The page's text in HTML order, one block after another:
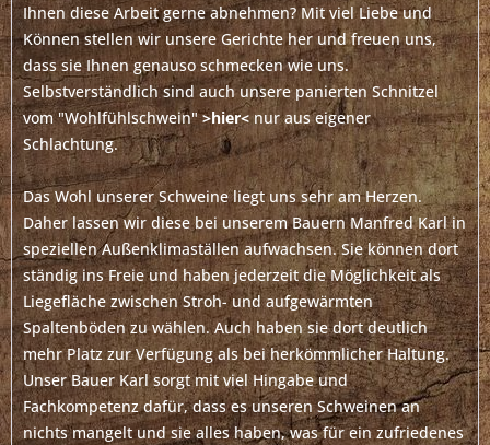
Ihnen diese Arbeit gerne abnehmen? Mit viel Liebe und
Können stellen wir unsere Gerichte her und freuen uns,
dass sie Ihnen genauso schmecken wie uns.
Selbstverständlich sind auch unsere panierten Schnitzel
vom "Wohlfühlschwein">hier<nur aus eigener
Schlachtung.
Das Wohl unserer Schweine liegt uns sehr am Herzen.
Daher lassen wir diese bei unserem Bauern Manfred Karl in
speziellen Außenklimaställen aufwachsen. Sie können dort
ständig ins Freie und haben jederzeit die Möglichkeit als
Liegefläche zwischen Stroh- und aufgewärmten
Spaltenböden zu wählen. Auch haben sie dort deutlich
mehr Platz zur Verfügung als bei herkömmlicher Haltung.
Unser Bauer Karl sorgt mit viel Hingabe und
Fachkompetenz dafür, dass es unseren Schweinen an
nichts mangelt und sie alles haben, was für ein zufriedenes